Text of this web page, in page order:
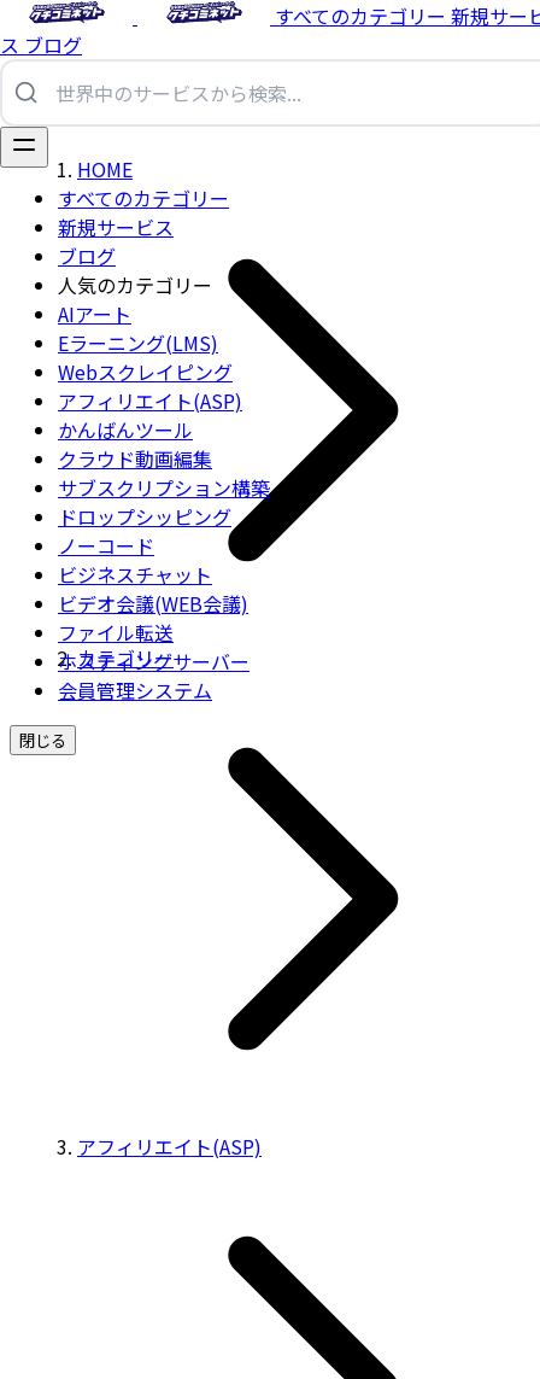
すべてのカテゴリー 新規サー
ス ブログ
すべてのカテゴリー
新規サービス
ブログ
人気のカテゴリー
AIアート
Eラーニング(LMS)
Webスクレイピング
アフィリエイト(ASP)
かんばんツール
クラウド動画編集
サブスクリプション構築
ドロップシッピング
ノーコード
ビジネスチャット
ビデオ会議(WEB会議)
ファイル転送
ホスティングサーバー
会員管理システム
閉じる
HOME
カテゴリー
アフィリエイト(ASP)